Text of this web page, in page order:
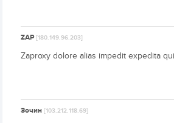
ZAP[180.149.96.203]
Zaproxy dolore alias impedit expedita
Зочин[103.212.118.69]